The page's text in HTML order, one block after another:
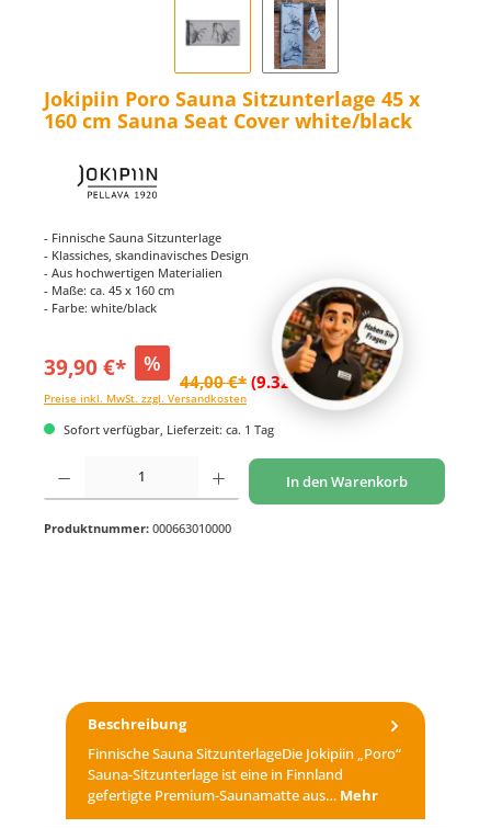
Jokipiin Poro Sauna Sitzunterlage 45 x
160 cm Sauna Seat Cover white/black
- Finnische Sauna Sitzunterlage
- Klassiches, skandinavisches Design
- Aus hochwertigen Materialien
- Maße: ca. 45 x 160 cm
- Farbe: white/black
39,90 €* %
44,00 €* (9.32% gespart)
Preise inkl. MwSt. zzgl. Versandkosten
Sofort verfügbar, Lieferzeit: ca. 1 Tag
Produkt Anzahl: Gib den gewünschten Wert ein oder benutze die Schaltflächen um
In den Warenkorb
Produktnummer: 000663010000
Beschreibung
Finnische Sauna SitzunterlageDie Jokipiin „Poro“
Sauna-Sitzunterlage ist eine in Finnland
gefertigte Premium-Saunamatte aus… Mehr